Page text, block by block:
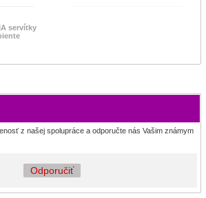
servítky
z našej spolupráce a odporučte nás Vašim známym
Odporučiť